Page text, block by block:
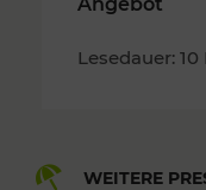
Lesedauer:
WEITERE